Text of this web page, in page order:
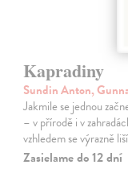
Kapradiny
Sundin Anton,
Jakmile se jednou
– v přírodě i v
vzhledem se výrazně
Zasielame do 12 dní